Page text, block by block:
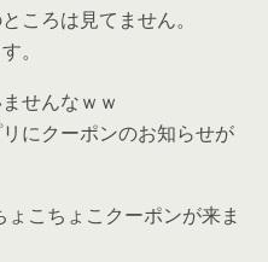
ころは見てません。
。
せんなｗｗ
にクーポンのお知らせが
こちょこクーポンが来ま